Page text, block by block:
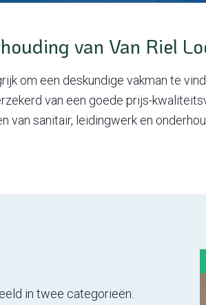
van Van Riel
om een deskundige vakman te
van een goede prijs-
sanitair, leidingwerk en
in twee categorieën: